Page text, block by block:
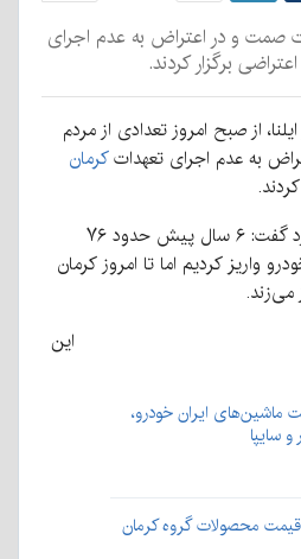
صمت و در اعتراض به عدم اجرای
برگزار کردند.
از صبح امروز تعدادی از مردم
به عدم اجرای تعهداتکرمان
یکی از معترضان در این مورد گفت: ۶ سال پیش حدود ۷۶
واریز کردیم اما تا امروز کرمان
می‌زند.
ماشین‌های ایران خودرو،
سایپا
محصولات گروه کرمان
این